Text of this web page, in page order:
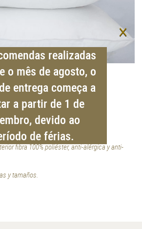
fibra 100% poliéster, anti-alérgica y anti-
y tamaños.
realizadas
o mês de agosto, o
entrega começa a
a partir de 1 de
devido ao
de férias.
×